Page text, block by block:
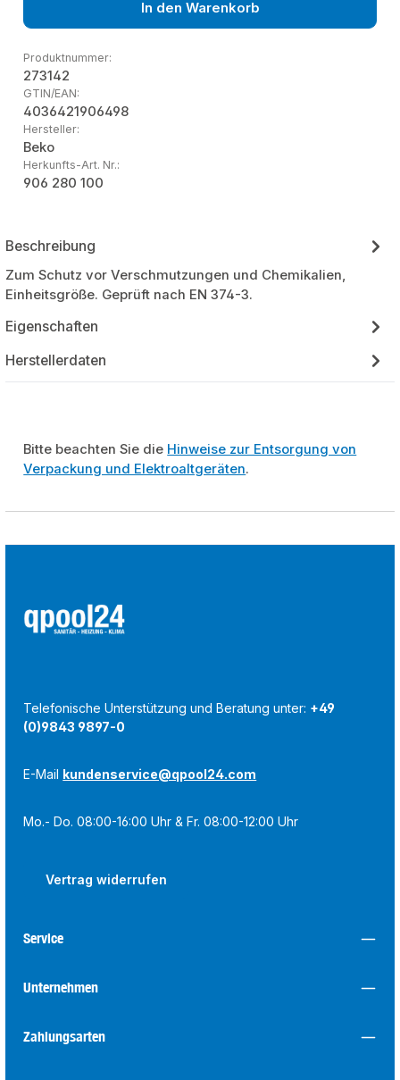
In den Warenkorb
Produktnummer:
273142
GTIN/EAN:
4036421906498
Hersteller:
Beko
Herkunfts-Art. Nr.:
906 280 100
Beschreibung
Zum Schutz vor Verschmutzungen und Chemikalien,
Einheitsgröße. Geprüft nach EN 374-3.
Eigenschaften
Herstellerdaten
Bitte beachten Sie die Hinweise zur Entsorgung von
Verpackung und Elektroaltgeräten.
Telefonische Unterstützung und Beratung unter: +49
(0)9843 9897-0
E-Mail kundenservice@qpool24.com
Mo.- Do. 08:00-16:00 Uhr & Fr. 08:00-12:00 Uhr
Vertrag widerrufen
Service
Unternehmen
Zahlungsarten